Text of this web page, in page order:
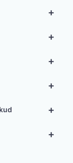
+
+
+
+
+
+